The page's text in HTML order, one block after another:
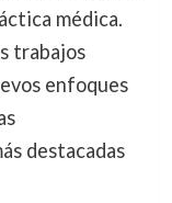
médica.
trabajos
enfoques
destacadas